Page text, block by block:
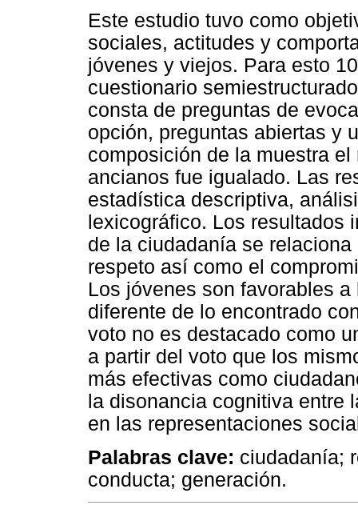
Este estudio tuvo como
sociales, actitudes y
jóvenes y viejos. Para esto
cuestionario
consta de preguntas de
opción, preguntas abiertas y
composición de la muestra
ancianos fue igualado. Las
estadística descriptiva,
lexicográfico. Los resultados
de la ciudadanía se
respeto así como el
Los jóvenes son favorables
diferente de lo encontrado
voto no es destacado como
a partir del voto que los
más efectivas como
la disonancia cognitiva entre
en las representaciones
Palabras clave: ciudadanía;
conducta; generación.